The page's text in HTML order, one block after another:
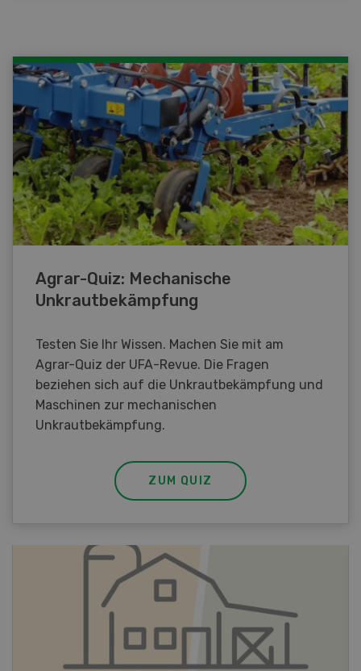
Agrar-Quiz: Mechanische
Unkrautbekämpfung
Testen Sie Ihr Wissen. Machen Sie mit am
Agrar-Quiz der UFA-Revue. Die Fragen
beziehen sich auf die Unkrautbekämpfung und
Maschinen zur mechanischen
Unkrautbekämpfung.
ZUM QUIZ